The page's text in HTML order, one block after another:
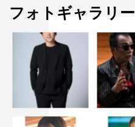
フォトギャラリー